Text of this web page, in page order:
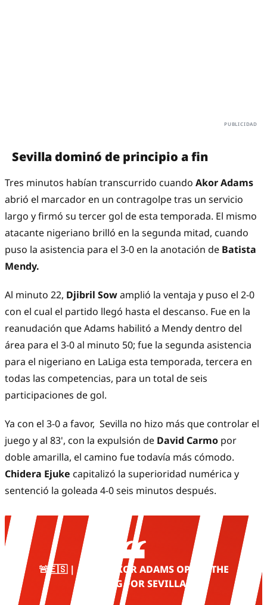
Sevilla dominó de principio a fin
Tres minutos habían transcurrido cuando Akor Adams
abrió el marcador en un contragolpe tras un servicio
largo y firmó su tercer gol de esta temporada. El mismo
atacante nigeriano brilló en la segunda mitad, cuando
puso la asistencia para el 3-0 en la anotación de Batista
Mendy.
Al minuto 22, Djibril Sowamplió la ventaja y puso el 2-0
con el cual el partido llegó hasta el descanso. Fue en la
reanudación que Adams habilitó a Mendy dentro del
área para el 3-0 al minuto 50; fue la segunda asistencia
para el nigeriano en LaLiga esta temporada, tercera en
todas las competencias, para un total de seis
participaciones de gol.
Ya con el 3-0 a favor, Sevilla no hizo más que controlar el
juego y al 83', con la expulsión de David Carmo por
doble amarilla, el camino fue todavía más cómodo.
Chidera Ejuke capitalizó la superioridad numérica y
sentenció la goleada 4-0 seis minutos después.
🚨🇪🇸 | GOAL: AKOR ADAMS OPENS THE
SCORING FOR SEVILLA!